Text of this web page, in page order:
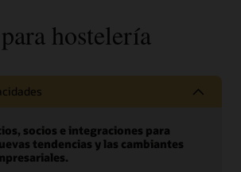
hostelería
socios e integraciones para
tendencias y las cambiantes